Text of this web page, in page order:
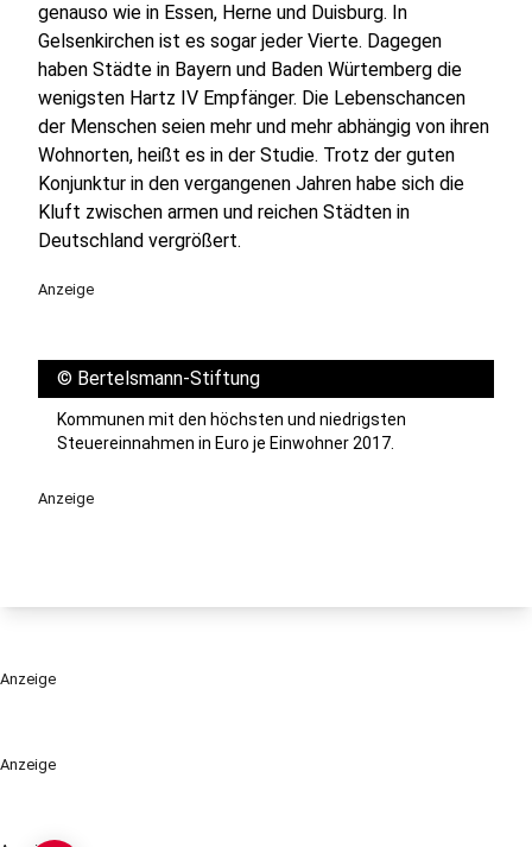
Anzeige
genauso wie in Essen, Herne und Duisburg. In
Gelsenkirchen ist es sogar jeder Vierte. Dagegen
haben Städte in Bayern und Baden Würtemberg die
wenigsten Hartz IV Empfänger. Die Lebenschancen
der Menschen seien mehr und mehr abhängig von ihren
Wohnorten, heißt es in der Studie. Trotz der guten
Konjunktur in den vergangenen Jahren habe sich die
Kluft zwischen armen und reichen Städten in
Deutschland vergrößert.
Anzeige
© Bertelsmann-Stiftung
Kommunen mit den höchsten und niedrigsten
Steuereinnahmen in Euro je Einwohner 2017.
Anzeige
Anzeige